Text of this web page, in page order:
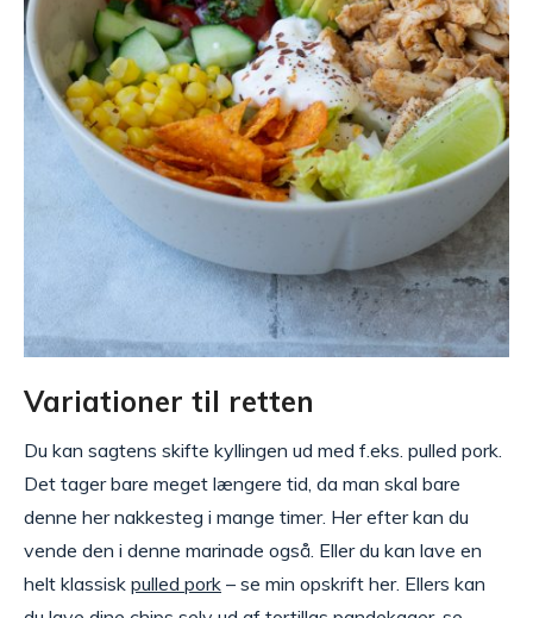
Variationer til retten
Du kan sagtens skifte kyllingen ud med f.eks. pulled pork.
Det tager bare meget længere tid, da man skal bare
denne her nakkesteg i mange timer. Her efter kan du
vende den i denne marinade også. Eller du kan lave en
helt klassisk pulled pork – se min opskrift her. Ellers kan